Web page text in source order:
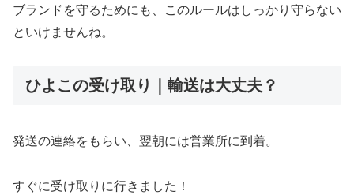
ブランドを守るためにも、このルールはしっかり守らない
といけませんね。
ひよこの受け取り｜輸送は大丈夫？
発送の連絡をもらい、翌朝には営業所に到着。
すぐに受け取りに行きました！